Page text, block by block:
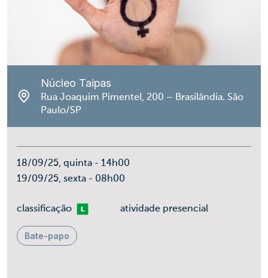
Núcleo Taipas
Rua Joaquim Pimentel, 200 – Brasilândia. São
Paulo/SP
18/09/25, quinta - 14h00
19/09/25, sexta - 08h00
classificaçãoLivre atividade presencial
Bate-papo